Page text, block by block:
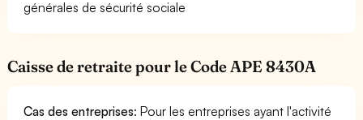
générales de sécurité sociale
Caisse de retraite pour le Code APE 8430A
Cas des entreprises: Pour les entreprises ayant l'activité